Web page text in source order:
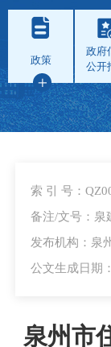
政策
政府
公开
索 引 号：
备注/文号：泉
发布机构：泉
公文生成日期
泉州市